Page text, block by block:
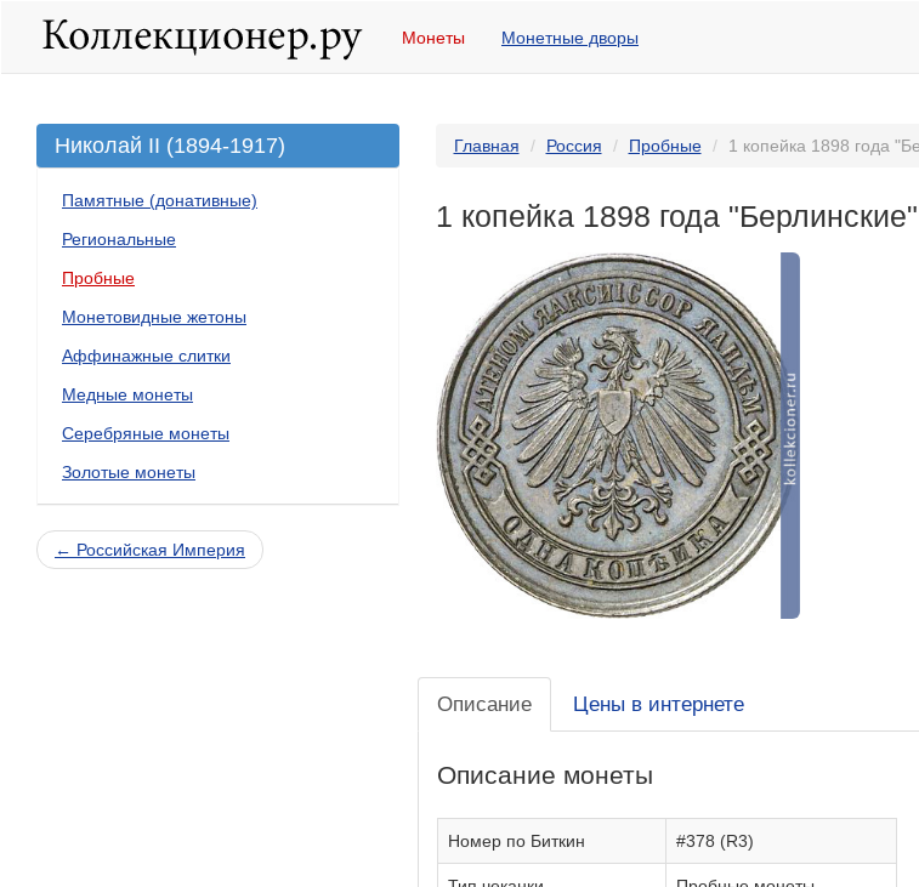
Монеты Монетные дворы
Николай II (1894-1917)
Памятные (донативные)
Региональные
Пробные
Монетовидные жетоны
Аффинажные слитки
Медные монеты
Серебряные монеты
Золотые монеты
← Российская Империя
Главная Россия Пробные 1 копейка 1898 года
1 копейка 1898 года "Берлинские"
Описание Цены в интернете
Описание монеты
Номер по Биткин #378 (R3)